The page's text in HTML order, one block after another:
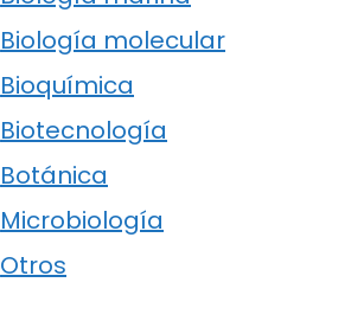
Biología molecular
Bioquímica
Biotecnología
Botánica
Microbiología
Otros